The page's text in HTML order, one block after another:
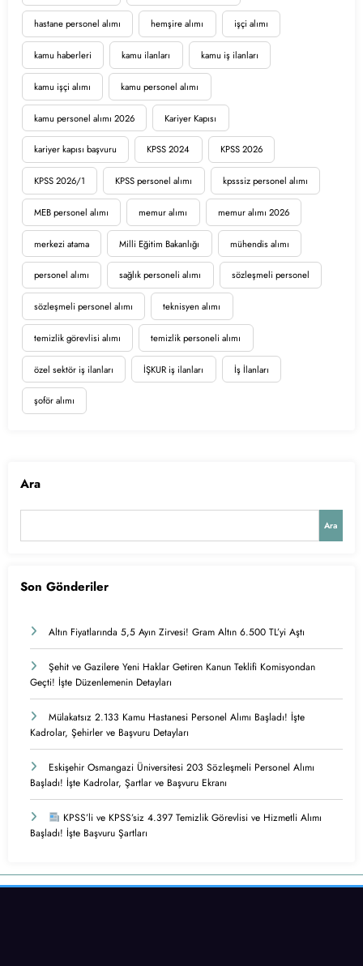
hastane personel alımı hemşire alımı işçi alımı
kamu haberleri kamu ilanları kamu iş ilanları
kamu işçi alımı kamu personel alımı
kamu personel alımı 2026 Kariyer Kapısı
kariyer kapısı başvuru KPSS 2024 KPSS 2026
KPSS 2026/1 KPSS personel alımı kpsssiz personel alımı
MEB personel alımı memur alımı memur alımı 2026
merkezi atama Milli Eğitim Bakanlığı mühendis alımı
personel alımı sağlık personeli alımı sözleşmeli personel
sözleşmeli personel alımı teknisyen alımı
temizlik görevlisi alımı temizlik personeli alımı
özel sektör iş ilanları İŞKUR iş ilanları İş İlanları
şoför alımı
Ara
Ara
Son Gönderiler
Altın Fiyatlarında 5,5 Ayın Zirvesi! Gram Altın 6.500 TL’yi Aştı
Şehit ve Gazilere Yeni Haklar Getiren Kanun Teklifi Komisyondan
Geçti! İşte Düzenlemenin Detayları
Mülakatsız 2.133 Kamu Hastanesi Personel Alımı Başladı! İşte
Kadrolar, Şehirler ve Başvuru Detayları
Eskişehir Osmangazi Üniversitesi 203 Sözleşmeli Personel Alımı
Başladı! İşte Kadrolar, Şartlar ve Başvuru Ekranı
KPSS’li ve KPSS’siz 4.397 Temizlik Görevlisi ve Hizmetli Alımı
Başladı! İşte Başvuru Şartları